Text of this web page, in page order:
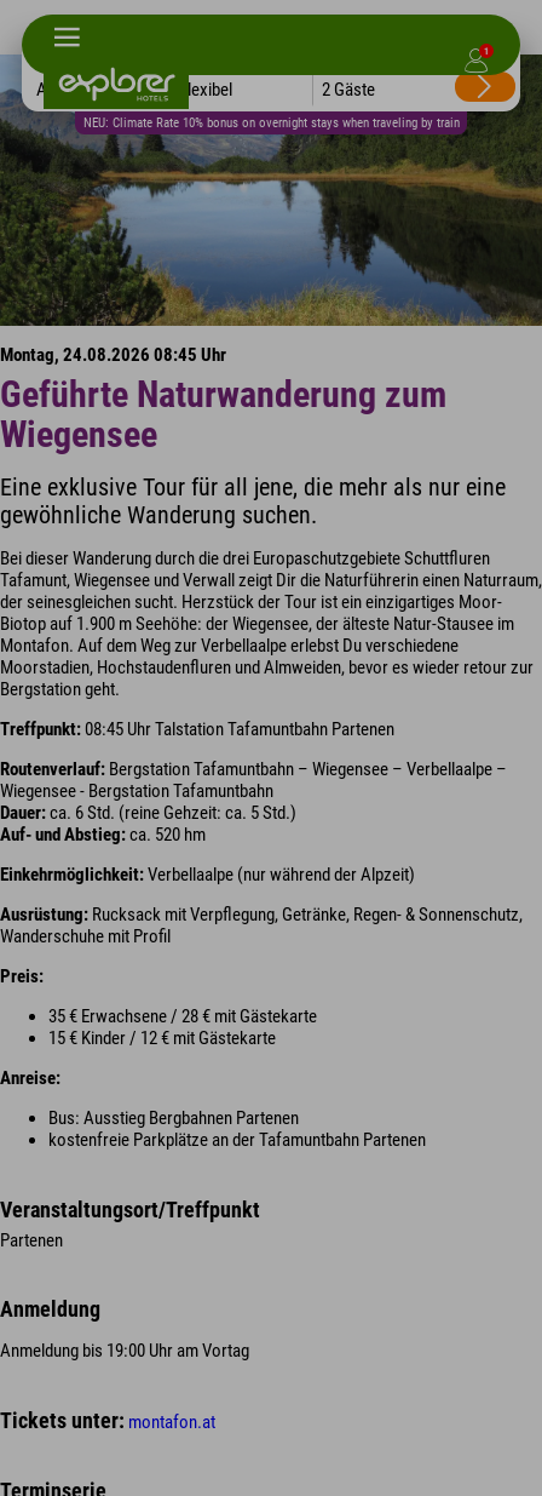
1
NEU: Climate Rate 10% bonus on overnight stays when traveling by train
Alle Hotels Flexibel 2 Gäste
Montag, 24.08.2026 08:45 Uhr
Geführte Naturwanderung zum
Wiegensee
Eine exklusive Tour für all jene, die mehr als nur eine
gewöhnliche Wanderung suchen.
Bei dieser Wanderung durch die drei Europaschutzgebiete Schuttfluren
Tafamunt, Wiegensee und Verwall zeigt Dir die Naturführerin einen Naturraum,
der seinesgleichen sucht. Herzstück der Tour ist ein einzigartiges Moor-
Biotop auf 1.900 m Seehöhe: der Wiegensee, der älteste Natur-Stausee im
Montafon. Auf dem Weg zur Verbellaalpe erlebst Du verschiedene
Moorstadien, Hochstaudenfluren und Almweiden, bevor es wieder retour zur
Bergstation geht.
Treffpunkt:08:45 Uhr Talstation Tafamuntbahn Partenen
Routenverlauf: Bergstation Tafamuntbahn – Wiegensee – Verbellaalpe –
Wiegensee - Bergstation Tafamuntbahn
Dauer:ca. 6 Std. (reine Gehzeit: ca. 5 Std.)
Auf- und Abstieg:ca. 520 hm
Einkehrmöglichkeit:Verbellaalpe (nur während der Alpzeit)
Ausrüstung: Rucksack mit Verpflegung, Getränke, Regen- & Sonnenschutz,
Wanderschuhe mit Profil
Preis:
35 € Erwachsene / 28 € mit Gästekarte
15 € Kinder / 12 € mit Gästekarte
Anreise:
Bus: Ausstieg Bergbahnen Partenen
kostenfreie Parkplätze an der Tafamuntbahn Partenen
Veranstaltungsort/Treffpunkt
Partenen
Anmeldung
Anmeldung bis 19:00 Uhr am Vortag
Tickets unter: montafon.at
Terminserie